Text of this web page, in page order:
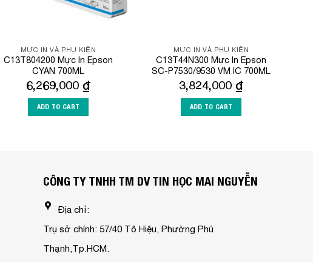
MỰC IN VÀ PHỤ KIỆN
C13T804200 Mực In Epson
CYAN 700ML
6,269,000 ₫
ADD TO CART
MỰC IN VÀ PHỤ KIỆN
C13T44N300 Mực In Epson
SC-P7530/9530 VM IC 700ML
3,824,000 ₫
ADD TO CART
CÔNG TY TNHH TM DV TIN HỌC MAI NGUYỄN
Địa chỉ:
Trụ sở chính: 57/40 Tô Hiệu, Phường Phú
Thạnh,Tp.HCM.